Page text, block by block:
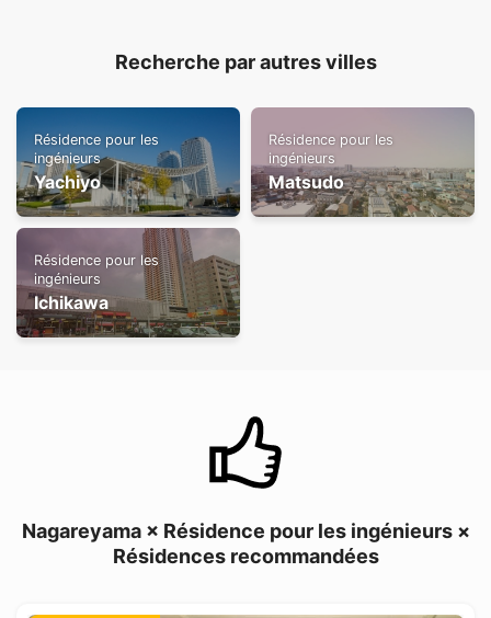
Recherche par autres villes
Résidence pour les
ingénieurs
Yachiyo
Résidence pour les
ingénieurs
Matsudo
Résidence pour les
ingénieurs
Ichikawa
Nagareyama × Résidence pour les ingénieurs ×
Résidences recommandées